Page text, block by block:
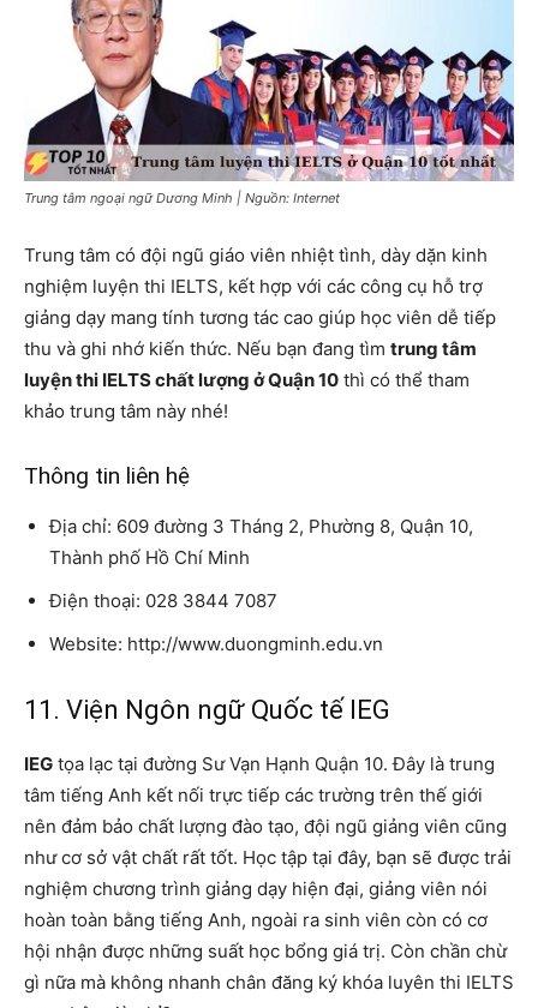
Trung tâm ngoại ngữ Dương Minh | Nguồn: Internet
Trung tâm có đội ngũ giáo viên nhiệt tình, dày dặn kinh
nghiệm luyện thi IELTS, kết hợp với các công cụ hỗ trợ
giảng dạy mang tính tương tác cao giúp học viên dễ tiếp
thu và ghi nhớ kiến thức. Nếu bạn đang tìm trung tâm
luyện thi IELTS chất lượng ở Quận 10 thì có thể tham
khảo trung tâm này nhé!
Thông tin liên hệ
Địa chỉ: 609 đường 3 Tháng 2, Phường 8, Quận 10,
Thành phố Hồ Chí Minh
Điện thoại: 028 3844 7087
Website: http://www.duongminh.edu.vn
11. Viện Ngôn ngữ Quốc tế IEG
IEG tọa lạc tại đường Sư Vạn Hạnh Quận 10. Đây là trung
tâm tiếng Anh kết nối trực tiếp các trường trên thế giới
nên đảm bảo chất lượng đào tạo, đội ngũ giảng viên cũng
như cơ sở vật chất rất tốt. Học tập tại đây, bạn sẽ được trải
nghiệm chương trình giảng dạy hiện đại, giảng viên nói
hoàn toàn bằng tiếng Anh, ngoài ra sinh viên còn có cơ
hội nhận được những suất học bổng giá trị. Còn chần chừ
gì nữa mà không nhanh chân đăng ký khóa luyên thi IELTS